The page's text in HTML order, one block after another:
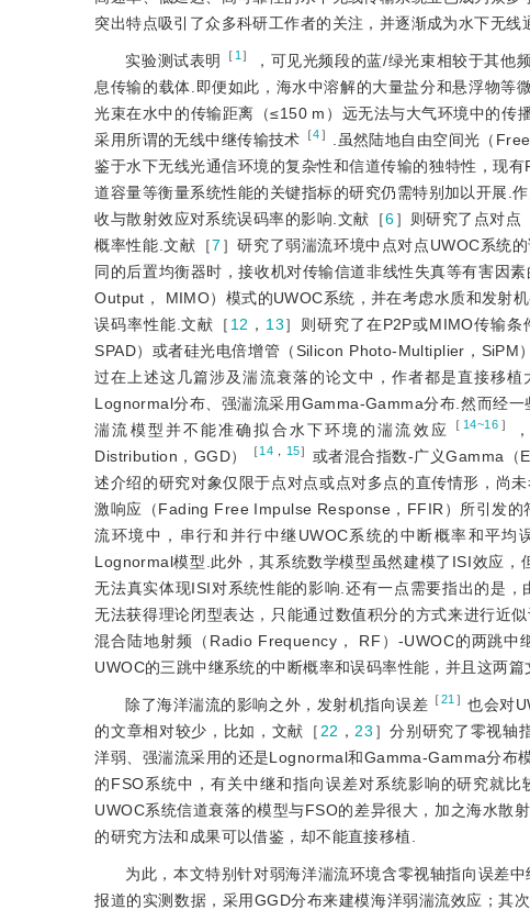
突出特点吸引了众多科研工作者的关注，并逐渐成为水下无
实验测试表明 ［ 1 ］
，可见光频段的蓝/绿光束相较于其他
息传输的载体.即便如此，海水中溶解的大量盐分和悬浮物等
光束在水中的传输距离（≤150 m）远无法与大气环境中的传
采用所谓的无线中继传输技术 ［4］ .虽然陆地自由空间光（
鉴于水下无线光通信环境的复杂性和信道传输的独特性，现
道容量等衡量系统性能的关键指标的研究仍需特别加以开展.
收与散射效应对系统误码率的影响.文献［6］则研究了点对点
概率性能.文献［7 ］研究了弱湍流环境中点对点UWOC系统
同的后置均衡器时，接收机对传输信道非线性失真等有害因
Output， MIMO）模式的UWOC系统，并在考虑水质和发射
误码率性能.文献［ 12 ， 13］则研究了在P2P或MIMO传输
SPAD）或者硅光电倍增管（Silicon Photo-Multiplier，SiPM
过在上述这几篇涉及湍流衰落的论文中，作者都是直接移
Lognormal分布、强湍流采用Gamma-Gamma分布.然而经
湍流模型并不能准确拟合水下环境的湍流效应
［ 14~16 ］
Distribution，GGD）
［14 ， 15］ 或者混合指数-广义Gamma（
述介绍的研究对象仅限于点对点或点对多点的直传情形，尚
激响应（Fading Free Impulse Response，FFIR）所引发
流环境中，串行和并行中继UWOC系统的中断概率和平
Lognormal模型.此外，其系统数学模型虽然建模了ISI效应
无法真实体现ISI对系统性能的影响.还有一点需要指出的是
无法获得理论闭型表达，只能通过数值积分的方式来进行近
混合陆地射频（Radio Frequency， RF）-UWOC的两跳中
UWOC的三跳中继系统的中断概率和误码率性能，并且这两
除了海洋湍流的影响之外，发射机指向误差 ［21 ］ 也会对
的文章相对较少，比如，文献［ 22 ， 23 ］分别研究了零视轴
洋弱、强湍流采用的还是Lognormal和Gamma-Gamma分布
的FSO系统中，有关中继和指向误差对系统影响的研究就比
UWOC系统信道衰落的模型与FSO的差异很大，加之海水散
的研究方法和成果可以借鉴，却不能直接移植.
为此，本文特别针对弱海洋湍流环境含零视轴指向误差
报道的实测数据，采用GGD分布来建模海洋弱湍流效应；其